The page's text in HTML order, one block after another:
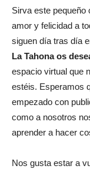
Sirva este pequeño
amor y felicidad a
siguen día tras día
La Tahona os
espacio virtual que
estéis. Esperamos
empezado con
como a nosotros
aprender a hacer
Nos gusta estar a